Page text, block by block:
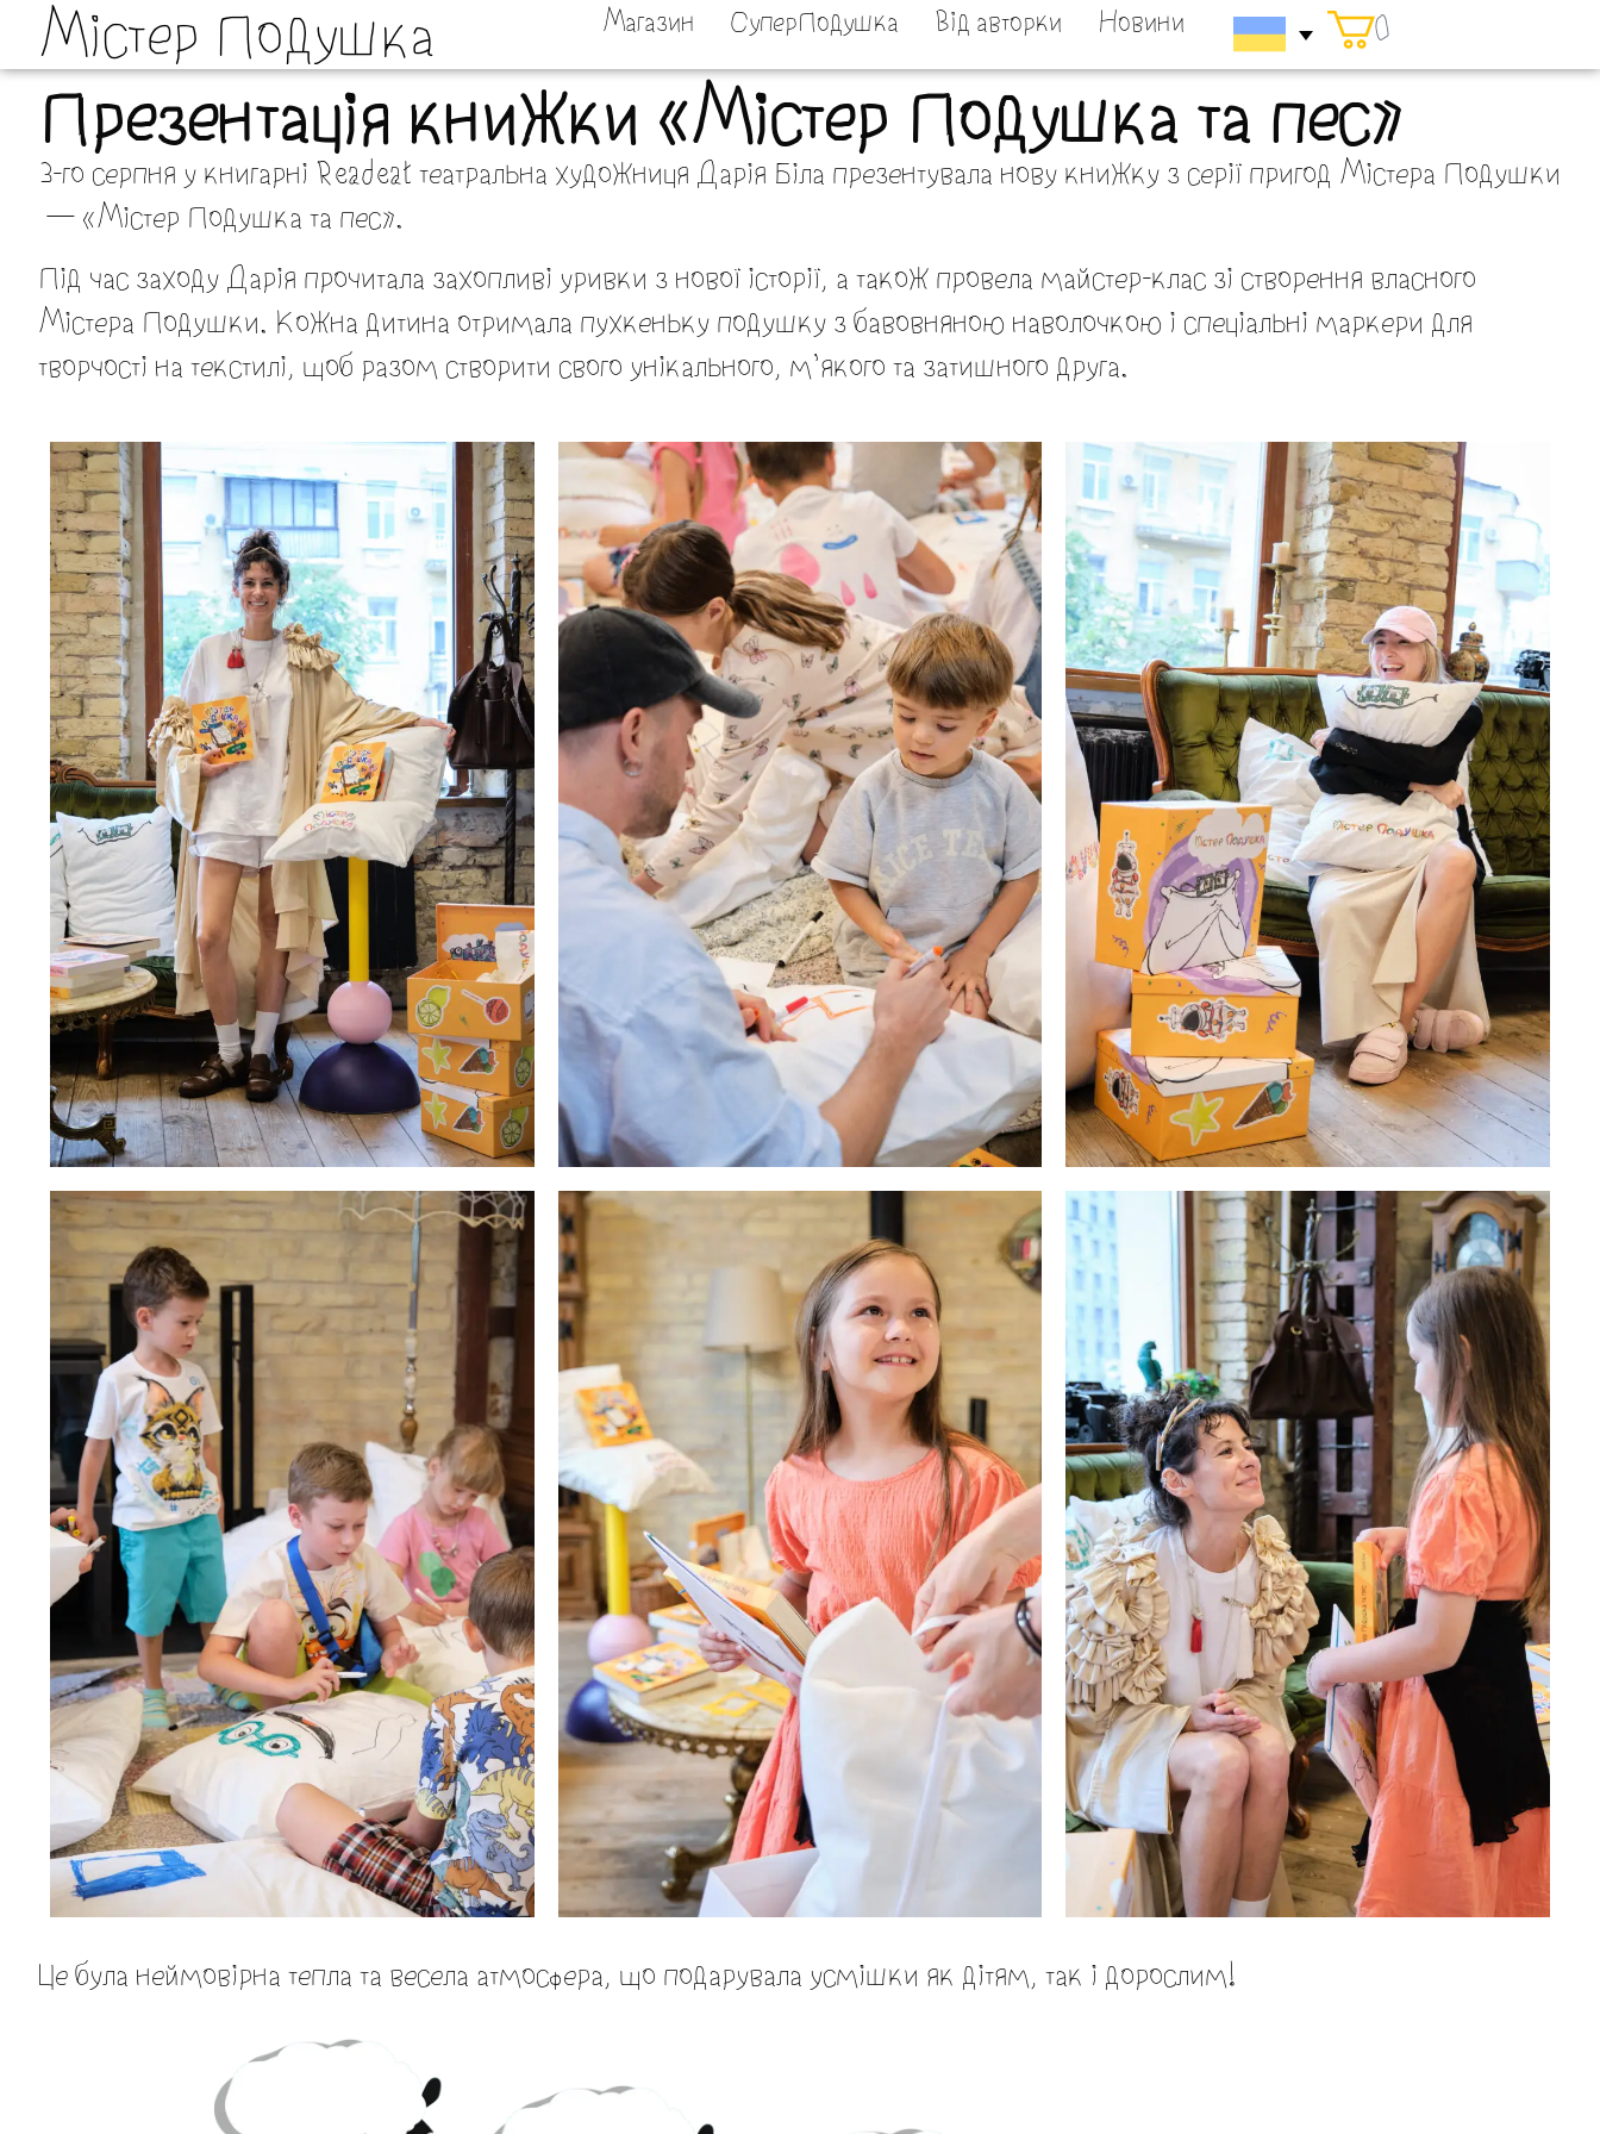
Містер Подушка Магазин СуперПодушка Від авторки Новини 0
Презентація книжки «Містер Подушка та пес»
3-го серпня у книгарні Readeat театральна художниця Дарія Біла презентувала нову книжку з серії пригод Містера Подушки
— «Містер Подушка та пес».
Під час заходу Дарія прочитала захопливі уривки з нової історії, а також провела майстер-клас зі створення власного
Містера Подушки. Кожна дитина отримала пухкеньку подушку з бавовняною наволочкою і спеціальні маркери для
творчості на текстилі, щоб разом створити свого унікального, м’якого та затишного друга.
Це була неймовірна тепла та весела атмосфера, що подарувала усмішки як дітям, так і дорослим!